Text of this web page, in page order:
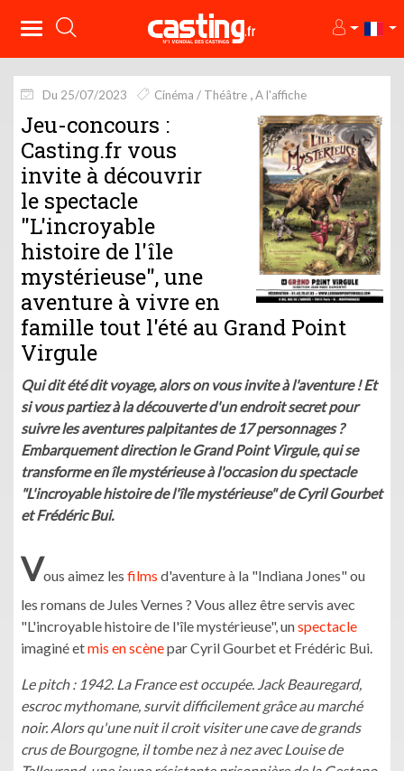
Du 25/07/2023 Cinéma / Théâtre A l'affiche
Jeu-concours :
Casting.fr vous
invite à découvrir
le spectacle
"L'incroyable
histoire de l'île
mystérieuse", une
aventure à vivre en
famille tout l'été au Grand Point
Virgule
Qui dit été dit voyage, alors on vous invite à l'aventure ! Et
si vous partiez à la découverte d'un endroit secret pour
suivre les aventures palpitantes de 17 personnages ?
Embarquement direction le Grand Point Virgule, qui se
transforme en île mystérieuse à l'occasion du spectacle
"L'incroyable histoire de l'île mystérieuse" de Cyril Gourbet
et Frédéric Bui.
Vous aimez les films d'aventure à la "Indiana Jones" ou
les romans de Jules Vernes ? Vous allez être servis avec
"L'incroyable histoire de l'île mystérieuse", unspectacle
imaginé etmis en scènepar Cyril Gourbet et Frédéric Bui.
Le pitch : 1942. La France est occupée. Jack Beauregard,
escroc mythomane, survit difficilement grâce au marché
noir. Alors qu'une nuit il croit visiter une cave de grands
crus de Bourgogne, il tombe nez à nez avec Louise de